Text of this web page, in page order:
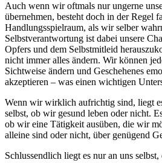
Auch wenn wir oftmals nur ungerne
übernehmen, besteht doch in der Regel
Handlungsspielraum, als wir selber
Selbstverantwortung ist dabei unsere
Opfers und dem Selbstmitleid
nicht immer alles ändern. Wir können
Sichtweise ändern und Geschehenes
akzeptieren – was einen wichtigen
Wenn wir wirklich aufrichtig sind, liegt
selbst, ob wir gesund leben oder nicht.
ob wir eine Tätigkeit ausüben, die wir
alleine sind oder nicht, über genügend
Schlussendlich liegt es nur an uns